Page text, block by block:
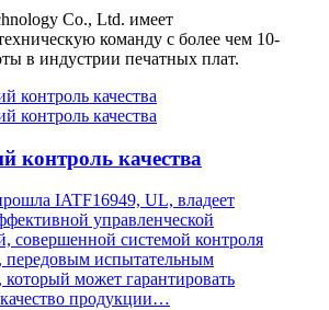
Co., Ltd. имеет
команду с более чем 10-
в индустрии печатных плат.
контроль качества
IATF16949, UL, владеет
управленческой
совершенной системой контроля
передовым испытательным
который может гарантировать
продукции…